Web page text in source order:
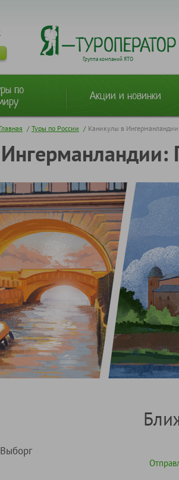
Группа компаний ЯТО
по
Акции и новинки
Главная / Туры по России / Каникулы в
Выборг